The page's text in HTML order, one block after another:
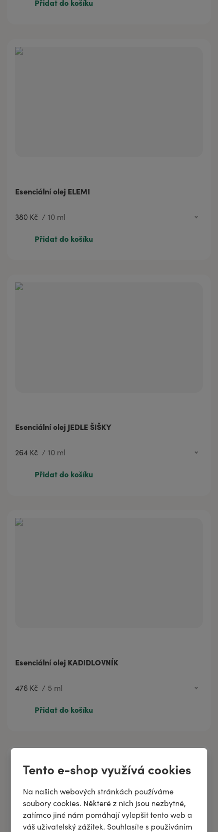
Tento e-shop využívá cookies
Na našich webových stránkách používáme
soubory cookies. Některé z nich jsou nezbytné,
zatímco jiné nám pomáhají vylepšit tento web a
váš uživatelský zážitek. Souhlasíte s používáním
425 Kč 20 ml
Přidat do košíku
Esenciální olej ELEMI
380 Kč / 10 ml
Přidat do košíku
Esenciální olej JEDLE ŠIŠKY
264 Kč / 10 ml
422 Kč
20 ml
Přidat do košíku
Esenciální olej KADIDLOVNÍK
476 Kč / 5 ml
718 Kč
10 ml
Přidat do košíku